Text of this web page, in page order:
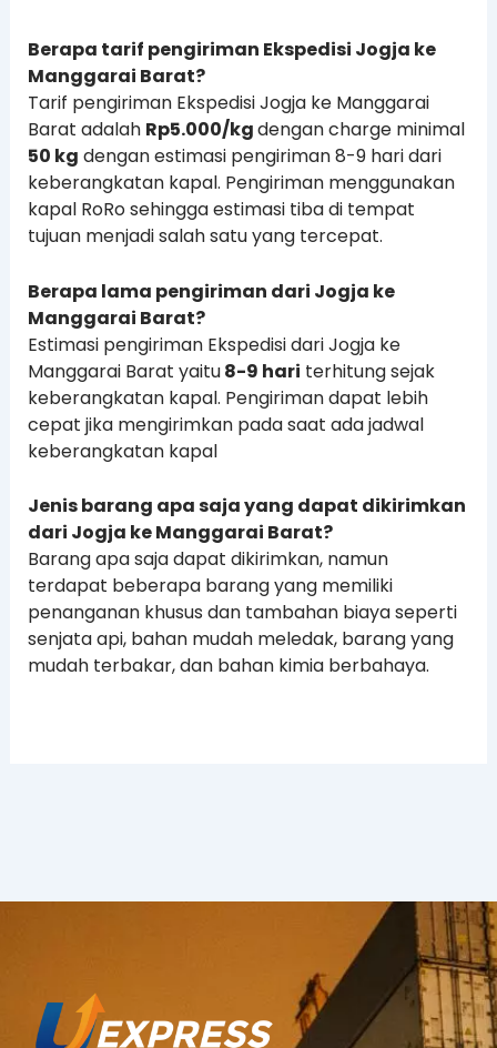
Berapa tarif pengiriman Ekspedisi Jogja ke
Manggarai Barat?
Tarif pengiriman Ekspedisi Jogja ke Manggarai
Barat adalah Rp5.000/kgdengan charge minimal
50 kg dengan estimasi pengiriman 8-9 hari dari
keberangkatan kapal. Pengiriman menggunakan
kapal RoRo sehingga estimasi tiba di tempat
tujuan menjadi salah satu yang tercepat.
Berapa lama pengiriman dari Jogja ke
Manggarai Barat?
Estimasi pengiriman Ekspedisi dari Jogja ke
Manggarai Barat yaitu8-9 hari terhitung sejak
keberangkatan kapal. Pengiriman dapat lebih
cepat jika mengirimkan pada saat ada jadwal
keberangkatan kapal
Jenis barang apa saja yang dapat dikirimkan
dari Jogja ke Manggarai Barat?
Barang apa saja dapat dikirimkan, namun
terdapat beberapa barang yang memiliki
penanganan khusus dan tambahan biaya seperti
senjata api, bahan mudah meledak, barang yang
mudah terbakar, dan bahan kimia berbahaya.